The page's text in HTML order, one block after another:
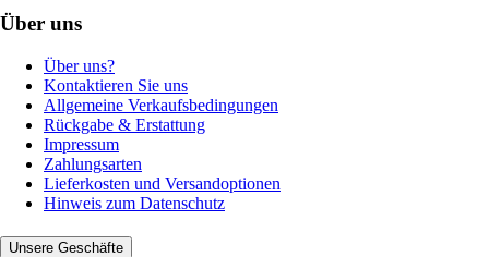
Über uns
Über uns?
Kontaktieren Sie uns
Allgemeine Verkaufsbedingungen
Rückgabe & Erstattung
Impressum
Zahlungsarten
Lieferkosten und Versandoptionen
Hinweis zum Datenschutz
Unsere Geschäfte